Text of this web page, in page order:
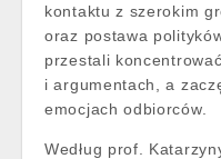
kontaktu z szerokim
oraz postawa
przestali
i argumentach, a
emocjach odbiorców.
Według prof.